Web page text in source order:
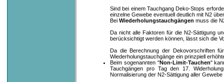
Sind bei einem Tauchgang Deko-Stops
einzelne Gewebe eventuell deutlich mit N2
Bei Wiederholungstauchgängen muss die
Da nicht alle Faktoren für die N2-Sättigung
berücksichtigt werden können, lässt sich die
Da die Berechnung der Dekovorschriften
Wiederholungstauchgänge ein prinzpiell
Beim sogenannten "Non-Limit-Tauchen"
Tauchgängen pro Tag den 17.
Normalisierung der N2-Sättigung aller